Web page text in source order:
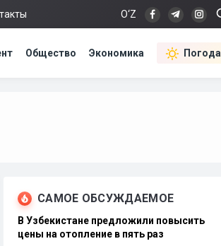
O‘Z
Общество Экономика Погода
САМОЕ ОБСУЖДАЕМОЕ
В Узбекистане предложили повысить
цены на отопление в пять раз